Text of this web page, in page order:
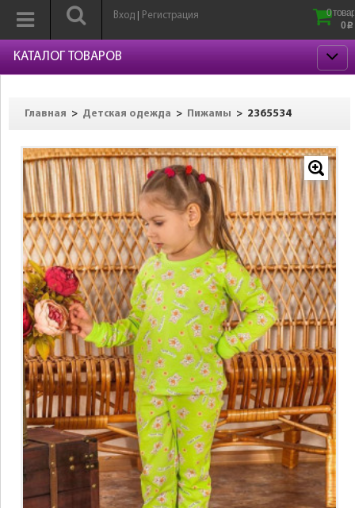
Вход Регистрация
0
0 p
КАТАЛОГ ТОВАРОВ
Главная > Детская одежда > Пижамы > 2365534